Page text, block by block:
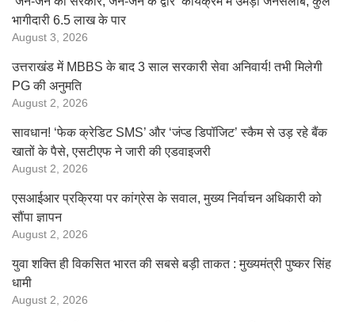
भागीदारी 6.5 लाख के पार
August 3, 2026
उत्तराखंड में MBBS के बाद 3 साल सरकारी सेवा अनिवार्य! तभी मिलेगी
PG की अनुमति
August 2, 2026
सावधान! ‘फेक क्रेडिट SMS’ और ‘जंप्ड डिपॉजिट’ स्कैम से उड़ रहे बैंक
खातों के पैसे, एसटीएफ ने जारी की एडवाइजरी
August 2, 2026
एसआईआर प्रक्रिया पर कांग्रेस के सवाल, मुख्य निर्वाचन अधिकारी को
सौंपा ज्ञापन
August 2, 2026
युवा शक्ति ही विकसित भारत की सबसे बड़ी ताकत : मुख्यमंत्री पुष्कर सिंह
धामी
August 2, 2026